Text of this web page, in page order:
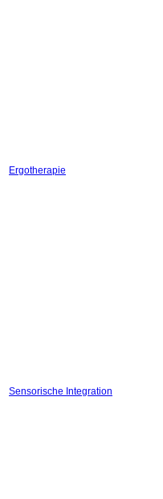
Ergotherapie
Sensorische Integration